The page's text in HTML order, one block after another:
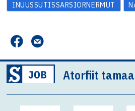
INUUSSUTISSARSIORNERMUT
Atorfiit